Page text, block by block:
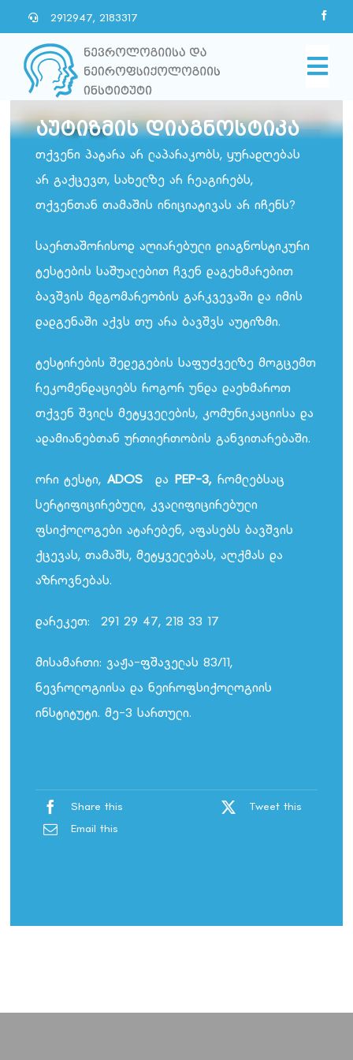
to
content
2912947, 2183317
მთავარი
პარტნიორები
კონტაქტი
აუტიზმის დიაგნოსტიკა
თქვენი პატარა არ ლაპარაკობს, ყურადღებას
არ გაქცევთ, სახელზე არ რეაგირებს,
თქვენთან თამაშის ინიციატივას არ იჩენს?
საერთაშორისოდ აღიარებული დიაგნოსტიკური
ტესტების საშუალებით ჩვენ დაგეხმარებით
ბავშვის მდგომარეობის გარკვევაში და იმის
დადგენაში აქვს თუ არა ბავშვს აუტიზმი.
ტესტირების შედეგების საფუძველზე მოგცემთ
რეკომენდაციებს როგორ უნდა დაეხმაროთ
თქვენ შვილს მეტყველების, კომუნიკაციისა და
ადამიანებთან ურთიერთობის განვითარებაში.
ორი ტესტი, ADOS და PEP-3, რომლებსაც
სერტიფიცირებული, კვალიფიცირებული
ფსიქოლოგები ატარებენ, აფასებს ბავშვის
ქცევას, თამაშს, მეტყველებას, აღქმას და
აზროვნებას.
დარეკეთ: 291 29 47, 218 33 17
მისამართი: ვაჟა-ფშაველას 83/11,
ნევროლოგიისა და ნეიროფსიქოლოგიის
ინსტიტუტი. მე-3 სართული.
Share this
Tweet this
Email this